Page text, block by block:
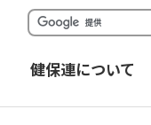
健保連について